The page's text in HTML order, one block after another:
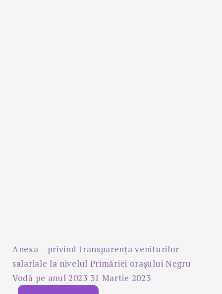
Anexa – privind transparența veniturilor
salariale la nivelul Primăriei orașului Negru
Vodă pe anul 2023 31 Martie 2023